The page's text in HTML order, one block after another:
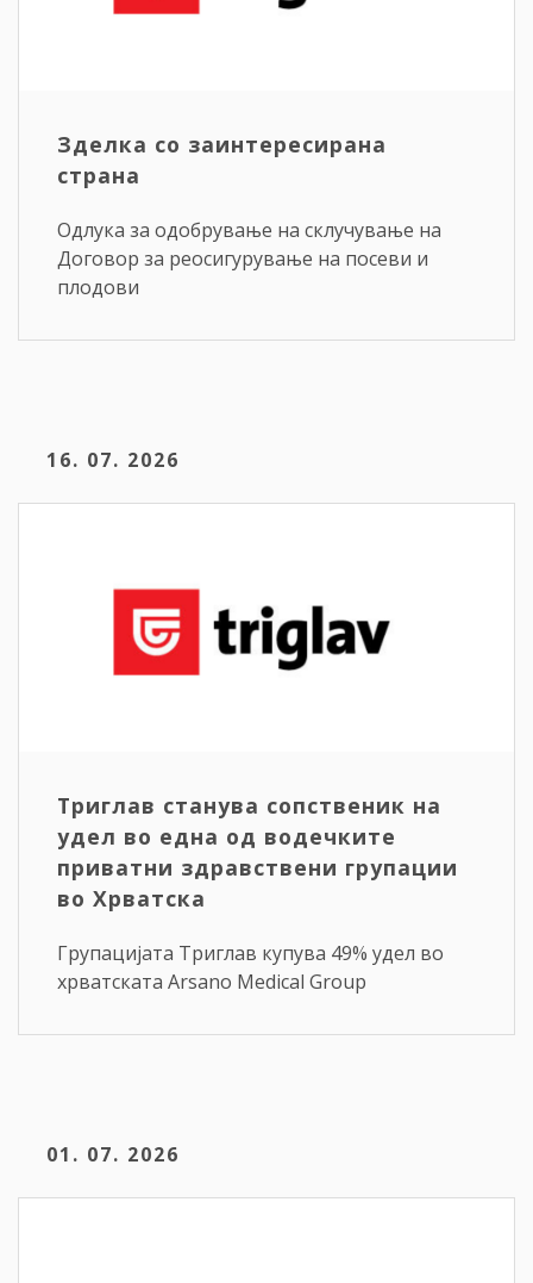
Зделка со заинтересирана
страна
Одлука за одобрување на склучување на
Договор за реосигурување на посеви и
плодови
16. 07. 2026
Триглав станува сопственик на
удел во една од водечките
приватни здравствени групации
во Хрватска
Групацијата Триглав купува 49% удел во
хрватската Arsano Medical Group
01. 07. 2026